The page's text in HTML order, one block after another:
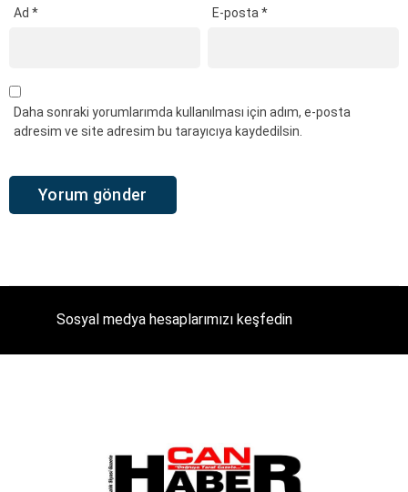
Ad * E-posta*
Daha sonraki yorumlarımda kullanılması için adım, e-posta
adresim ve site adresim bu tarayıcıya kaydedilsin.
Sosyal medya hesaplarımızı keşfedin